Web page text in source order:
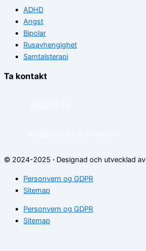
ADHD
Angst
Bipolar
Rusavhengighet
Samtalsterapi
Ta kontakt
© 2024-2025 · Designad och utvecklad av
Personvern og GDPR
Sitemap
Personvern og GDPR
Sitemap